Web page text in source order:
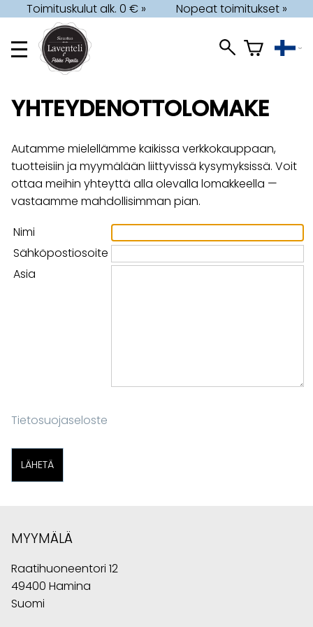
Toimituskulut alk. 0 € » Nopeat toimitukset »
YHTEYDENOTTOLOMAKE
Autamme mielellämme kaikissa verkkokauppaan,
tuotteisiin ja myymälään liittyvissä kysymyksissä. Voit
ottaa meihin yhteyttä alla olevalla lomakkeella —
vastaamme mahdollisimman pian.
Nimi
Sähköpostiosoite
Asia
Tietosuojaseloste
MYYMÄLÄ
Raatihuoneentori 12
49400 Hamina
Suomi